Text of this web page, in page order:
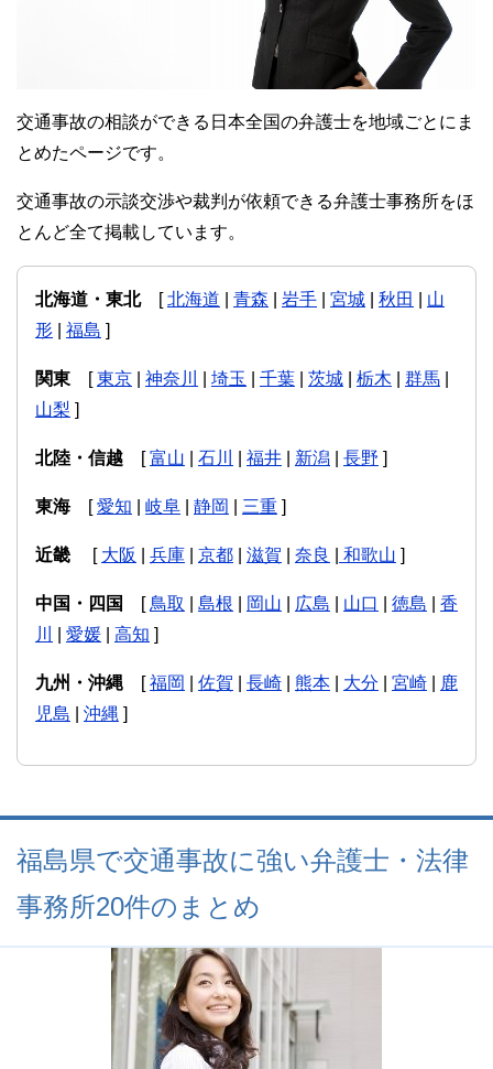
交通事故の相談ができる日本全国の弁護士を地域ごとにま
とめたページです。
交通事故の示談交渉や裁判が依頼できる弁護士事務所をほ
とんど全て掲載しています。
北海道・東北[北海道 青森 岩手 宮城 秋田
山
形
福島 ]
関東 [東京 神奈川 埼玉 千葉 茨城 栃木 群馬
山梨 ]
北陸・信越 [富山 石川 福井 新潟 長野 ]
東海[愛知 岐阜 静岡 三重 ]
近畿 [ 大阪 兵庫 京都 滋賀 奈良 和歌山 ]
中国・四国 [ 鳥取 島根 岡山 広島 山口 徳島
香
川
愛媛 高知 ]
九州・沖縄 [福岡 佐賀 長崎 熊本 大分 宮崎
鹿
児島
沖縄 ]
福島県で交通事故に強い弁護士・法律
事務所20件のまとめ